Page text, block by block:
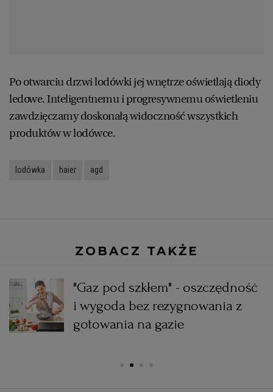
Po otwarciu drzwi lodówki jej wnętrze oświetlają diody
ledowe. Inteligentnemu i progresywnemu oświetleniu
zawdzięczamy doskonałą widoczność wszystkich
produktów w lodówce.
lodówka haier agd
ZOBACZ TAKŻE
"Gaz pod szkłem" - oszczędność
i wygoda bez rezygnowania z
gotowania na gazie